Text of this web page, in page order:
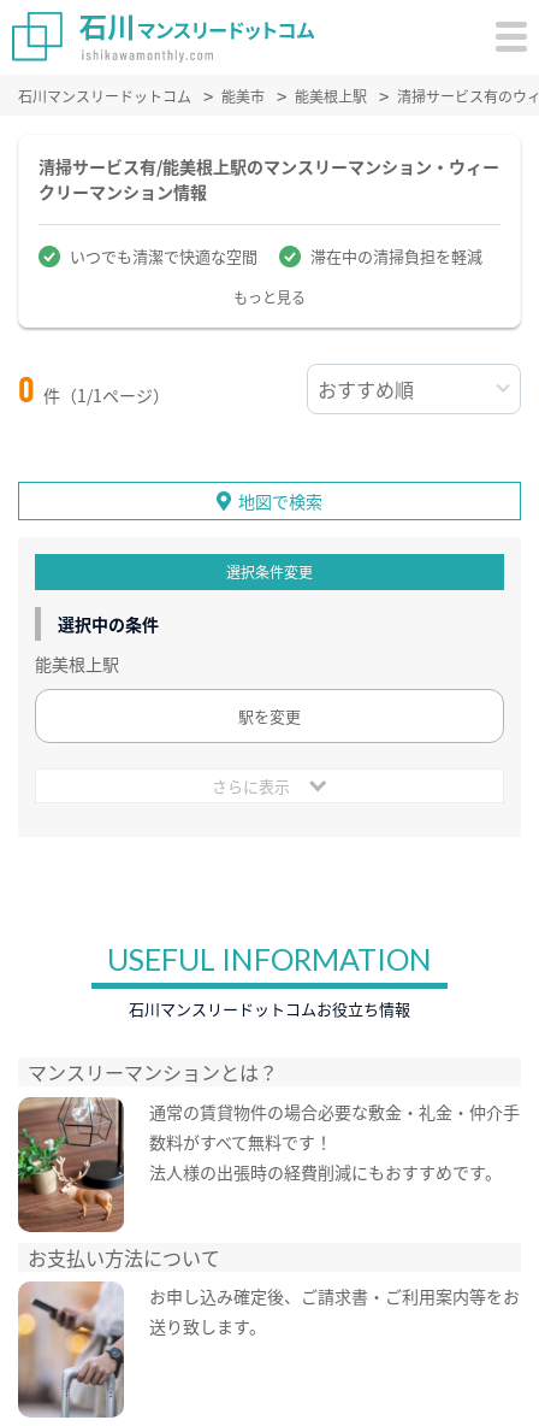
石川マンスリードットコム 能美市 能美根上駅 清掃サービス有のウ
清掃サービス有/能美根上駅のマンスリーマンション・ウィー
クリーマンション情報
いつでも清潔で快適な空間 滞在中の清掃負担を軽減
もっと見る
0 件（1/1ページ）
地図で検索
選択条件変更
選択中の条件
能美根上駅
駅を変更
さらに表示
USEFUL INFORMATION
石川マンスリードットコムお役立ち情報
マンスリーマンションとは？
通常の賃貸物件の場合必要な敷金・礼金・仲介手
数料がすべて無料です！
法人様の出張時の経費削減にもおすすめです。
お支払い方法について
お申し込み確定後、ご請求書・ご利用案内等をお
送り致します。